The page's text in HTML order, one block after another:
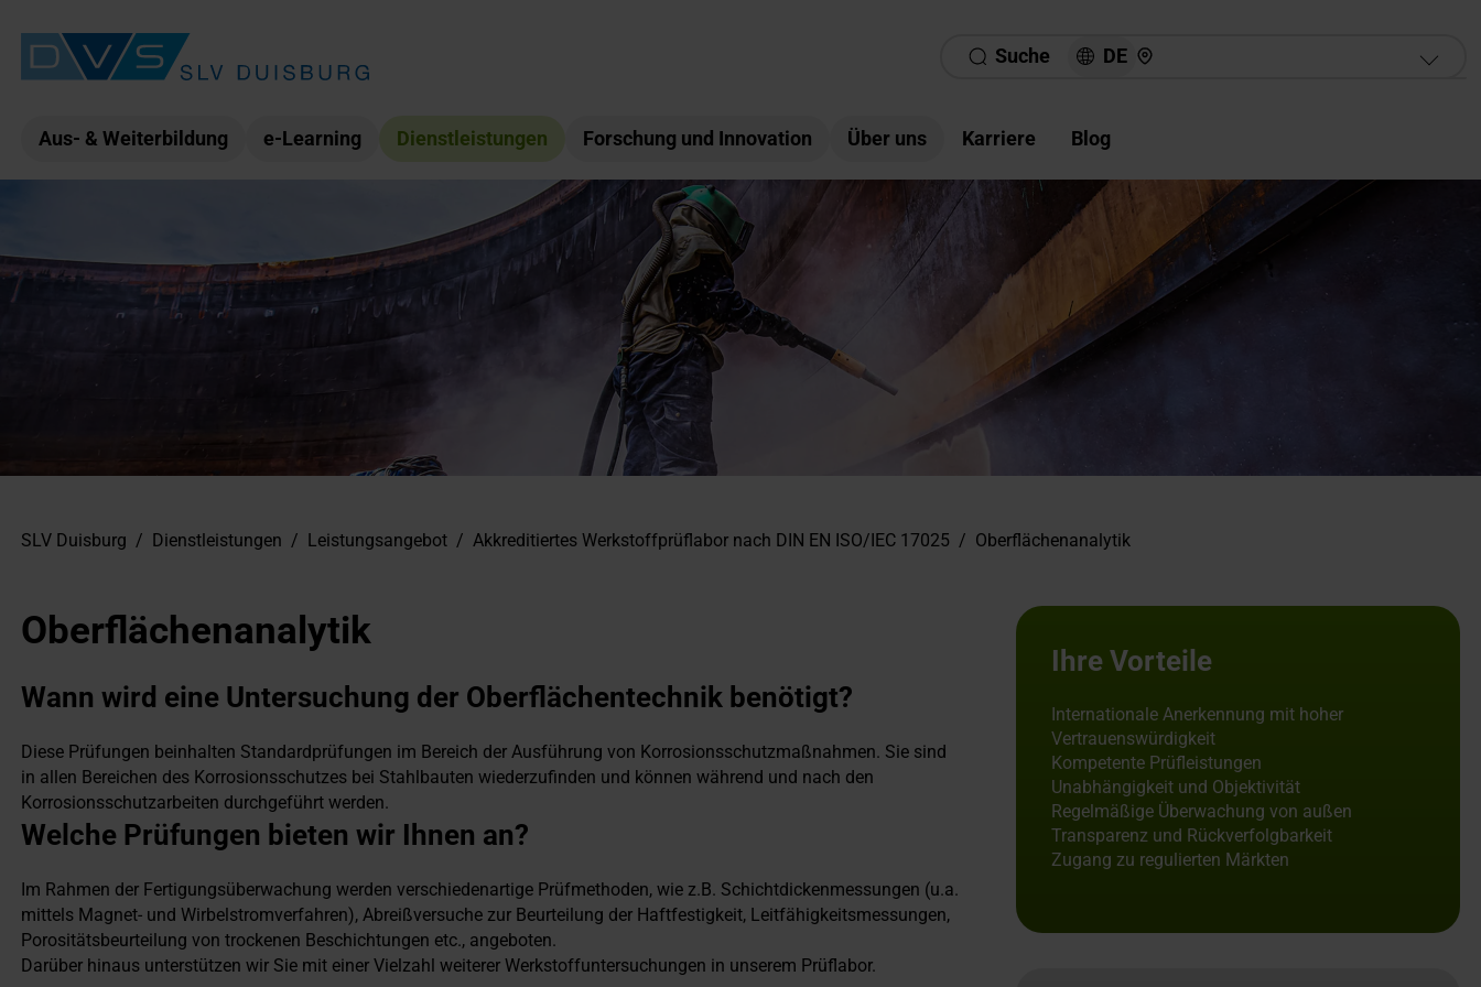
Suche DE Hier finden Sie uns
Aus- & Weiterbildung e-Learning Dienstleistungen Forschung und Innovation Über uns Karriere Blog
SLV Duisburg / Dienstleistungen / Leistungsangebot / Akkreditiertes Werkstoffprüflabor nach DIN EN ISO/IEC 17025 / Oberflächenanalytik
Oberflächenanalytik
Wann wird eine Untersuchung der Oberflächentechnik benötigt?
Diese Prüfungen beinhalten Standardprüfungen im Bereich der Ausführung von Korrosionsschutzmaßnahmen. Sie sind
in allen Bereichen des Korrosionsschutzes bei Stahlbauten wiederzufinden und können während und nach den
Korrosionsschutzarbeiten durchgeführt werden.
Welche Prüfungen bieten wir Ihnen an?
Im Rahmen der Fertigungsüberwachung werden verschiedenartige Prüfmethoden, wie z.B. Schichtdickenmessungen (u.a.
mittels Magnet- und Wirbelstromverfahren), Abreißversuche zur Beurteilung der Haftfestigkeit, Leitfähigkeitsmessungen,
Porositätsbeurteilung von trockenen Beschichtungen etc., angeboten.
Darüber hinaus unterstützen wir Sie mit einer Vielzahl weiterer Werkstoffuntersuchungen in unserem Prüflabor.
Ihre Vorteile
Internationale Anerkennung mit hoher
Vertrauenswürdigkeit
Kompetente Prüfleistungen
Unabhängigkeit und Objektivität
Regelmäßige Überwachung von außen
Transparenz und Rückverfolgbarkeit
Zugang zu regulierten Märkten